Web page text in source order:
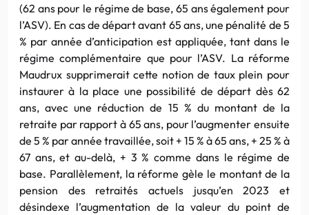
(62 ans pour le régime de base, 65 ans également pour
l’ASV). En cas de départ avant 65 ans, une pénalité de 5
% par année d’anticipation est appliquée, tant dans le
régime complémentaire que pour l’ASV. La réforme
Maudrux supprimerait cette notion de taux plein pour
instaurer à la place une possibilité de départ dès 62
ans, avec une réduction de 15 % du montant de la
retraite par rapport à 65 ans, pour l’augmenter ensuite
de 5 % par année travaillée, soit + 15 % à 65 ans, + 25 % à
67 ans, et au-delà, + 3 % comme dans le régime de
base. Parallèlement, la réforme gèle le montant de la
pension des retraités actuels jusqu’en 2023 et
désindexe l’augmentation de la valeur du point de